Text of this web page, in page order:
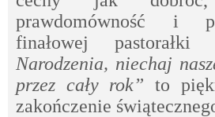
prawdomówność i
finałowej pastorałki
Narodzenia, niechaj
przez cały rok” to
zakończenie